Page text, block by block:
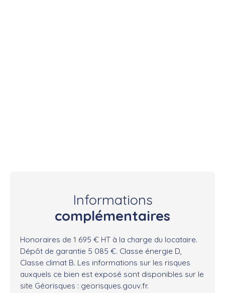
Informations
complémentaires
Honoraires de 1 695 € HT à la charge du locataire.
Dépôt de garantie 5 085 €. Classe énergie D,
Classe climat B. Les informations sur les risques
auxquels ce bien est exposé sont disponibles sur le
site Géorisques : georisques.gouv.fr.